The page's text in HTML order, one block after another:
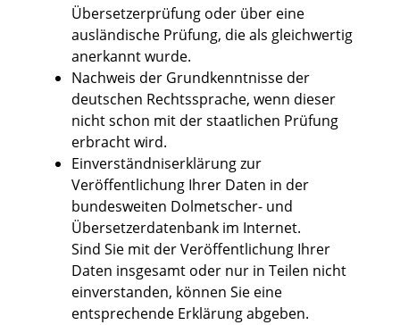
Übersetzerprüfung oder über eine
ausländische Prüfung, die als gleichwertig
anerkannt wurde.
Nachweis der Grundkenntnisse der
deutschen Rechtssprache, wenn dieser
nicht schon mit der staatlichen Prüfung
erbracht wird.
Einverständniserklärung zur
Veröffentlichung Ihrer Daten in der
bundesweiten Dolmetscher- und
Übersetzerdatenbank im Internet.
Sind Sie mit der Veröffentlichung Ihrer
Daten insgesamt oder nur in Teilen nicht
einverstanden, können Sie eine
entsprechende Erklärung abgeben.